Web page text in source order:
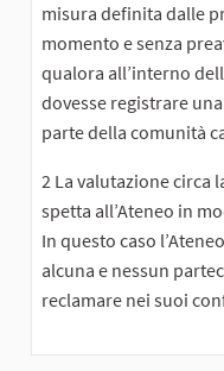
misura definita dalle
momento e senza
qualora all’interno
dovesse registrare
parte della comunità
2 La valutazione circa
spetta all’Ateneo in
In questo caso
alcuna e nessun
reclamare nei suoi